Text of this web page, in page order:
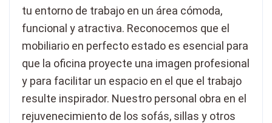
tu entorno de trabajo en un área cómoda,
funcional y atractiva. Reconocemos que el
mobiliario en perfecto estado es esencial para
que la oficina proyecte una imagen profesional
y para facilitar un espacio en el que el trabajo
resulte inspirador. Nuestro personal obra en el
rejuvenecimiento de los sofás, sillas y otros